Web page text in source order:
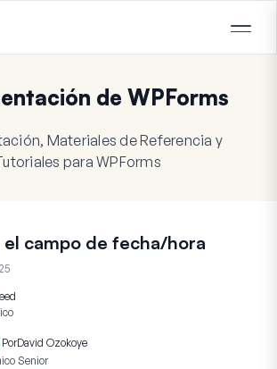
de WPForms
Materiales de Referencia y
para WPForms
el campo de fecha/hora
PorDavid Ozokoye
Senior